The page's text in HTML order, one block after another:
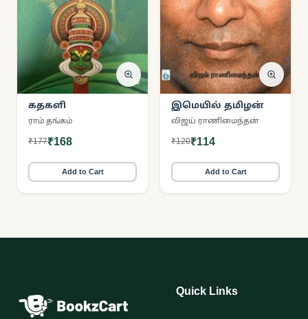
கதகளி
ராம் தங்கம்
₹177₹168
Add to Cart
இமெயில் தமிழன்
விஜய் ராணிமைந்தன்
₹120₹114
Add to Cart
Quick Links